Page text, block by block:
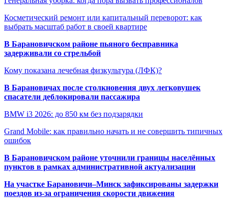
Косметический ремонт или капитальный переворот: как
выбрать масштаб работ в своей квартире
В Барановичском районе пьяного бесправника
задерживали со стрельбой
Кому показана лечебная физкультура (ЛФК)?
В Барановичах после столкновения двух легковушек
спасатели деблокировали пассажира
BMW i3 2026: до 850 км без подзарядки
Grand Mobile: как правильно начать и не совершить типичных
ошибок
В Барановичском районе уточнили границы населённых
пунктов в рамках административной актуализации
На участке Барановичи–Минск зафиксированы задержки
поездов из-за ограничения скорости движения